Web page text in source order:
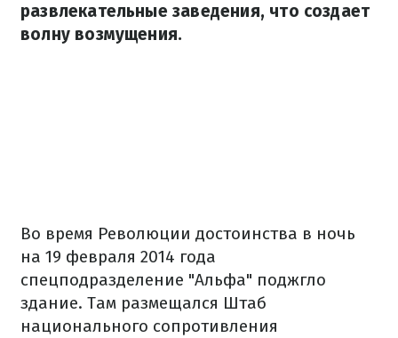
развлекательные заведения, что создает
волну возмущения.
Во время Революции достоинства в ночь
на 19 февраля 2014 года
спецподразделение "Альфа" поджгло
здание. Там размещался Штаб
национального сопротивления